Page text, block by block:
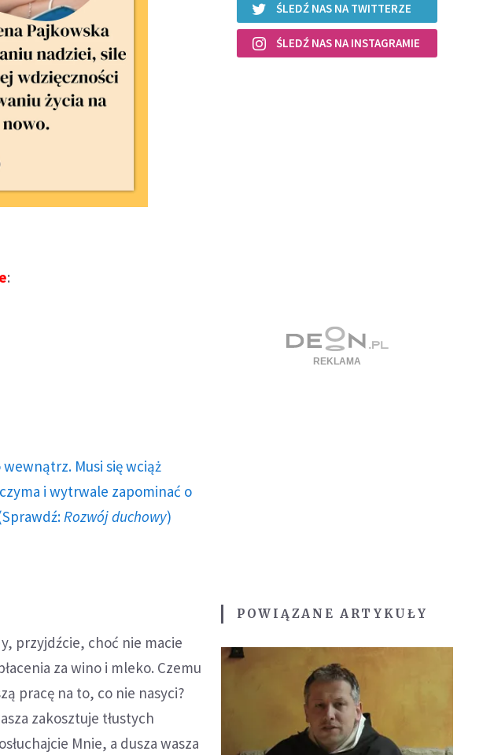
:
wewnątrz. Musi się wciąż
i wytrwale zapominać o
Rozwój duchowy)
przyjdźcie, choć nie macie
za wino i mleko. Czemu
pracę na to, co nie nasyci?
zakosztuje tłustych
Mnie, a dusza wasza
ŚLEDŹ NAS NA TWITTERZE
ŚLEDŹ NAS NA INSTAGRAMIE
POWIĄZANE ARTYKUŁY